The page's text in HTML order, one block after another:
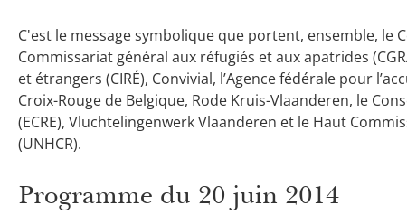
C'est le message symbolique que portent, ensemble, le
Commissariat général aux réfugiés et aux apatrides
et étrangers (CIRÉ), Convivial, l’Agence fédérale pour
Croix-Rouge de Belgique, Rode Kruis-Vlaanderen, le
(ECRE), Vluchtelingenwerk Vlaanderen et le Haut
(UNHCR).
Programme du 20 juin 2014